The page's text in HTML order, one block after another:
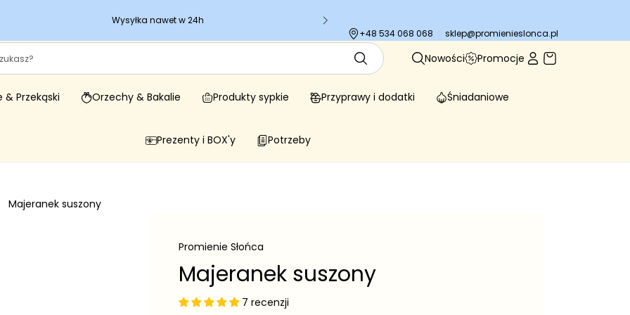
Wysyłka nawet w 24h
+48 534 068 068
sklep@promienieslonca.pl
Nowości Promocje
& Przekąski Orzechy & Bakalie Produkty sypkie Przyprawy i dodatki Śniadaniowe
Prezenty i BOX'y Potrzeby
Majeranek suszony
Promienie Słońca
Majeranek suszony
7 recenzji